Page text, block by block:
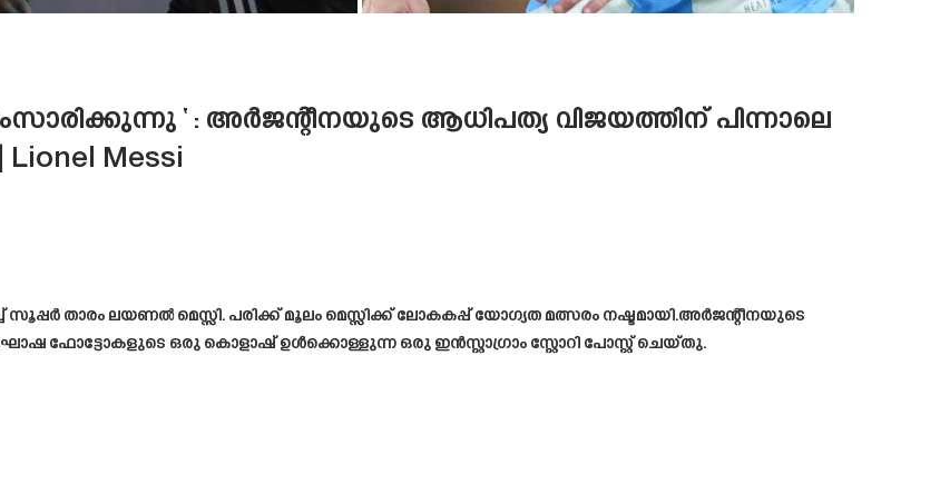
‘ : അർജന്റീനയുടെ ആധിപത്യ വിജയത്തിന് പിന്നാലെ
Messi
താരം ലയണൽ മെസ്സി. പരിക്ക് മൂലം മെസ്സിക്ക് ലോകകപ്പ് യോഗ്യത മത്സരം നഷ്ടമായി.അർജന്റീനയുടെ
ഫോട്ടോകളുടെ ഒരു കൊളാഷ് ഉൾക്കൊള്ളുന്ന ഒരു ഇൻസ്റ്റാഗ്രാം സ്റ്റോറി പോസ്റ്റ് ചെയ്തു.